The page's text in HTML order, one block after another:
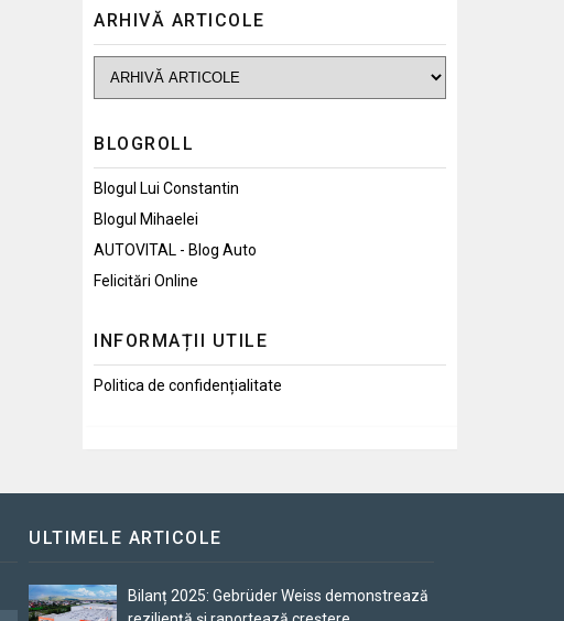
ARHIVĂ ARTICOLE
BLOGROLL
Blogul Lui Constantin
Blogul Mihaelei
AUTOVITAL - Blog Auto
Felicitări Online
INFORMAȚII UTILE
Politica de confidențialitate
ULTIMELE ARTICOLE
Bilanț 2025: Gebrüder Weiss demonstrează